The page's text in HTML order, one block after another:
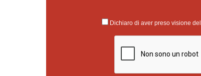
Dichiaro di aver preso visione del